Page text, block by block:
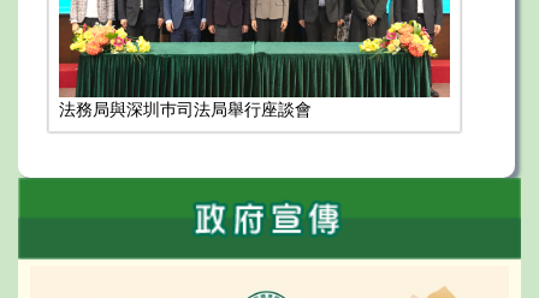
法務局與深圳巿司法局舉行座談會